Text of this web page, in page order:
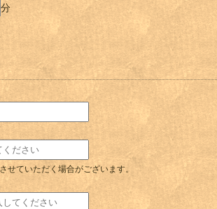
分
せていただく場合がございます。